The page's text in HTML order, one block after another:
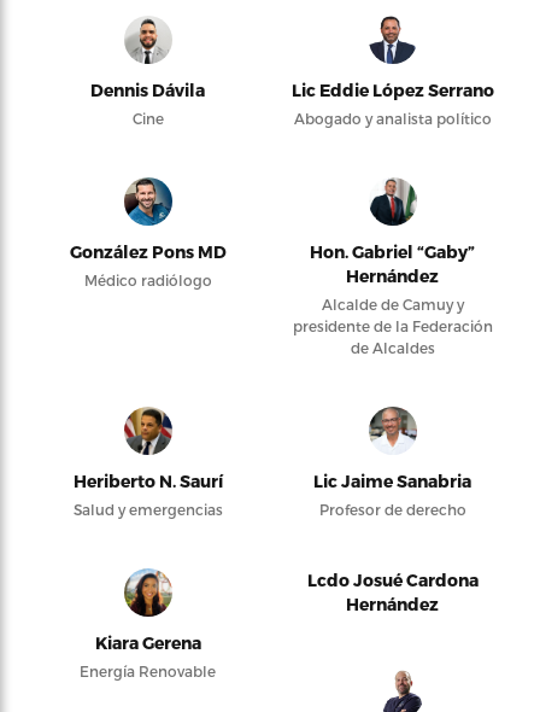
Dennis Dávila
Cine
Lic Eddie López Serrano
Abogado y analista político
González Pons MD
Médico radiólogo
Hon. Gabriel “Gaby”
Hernández
Alcalde de Camuy y
presidente de la Federación
de Alcaldes
Heriberto N. Saurí
Salud y emergencias
Lic Jaime Sanabria
Profesor de derecho
Kiara Gerena
Energía Renovable
Lcdo Josué Cardona
Hernández